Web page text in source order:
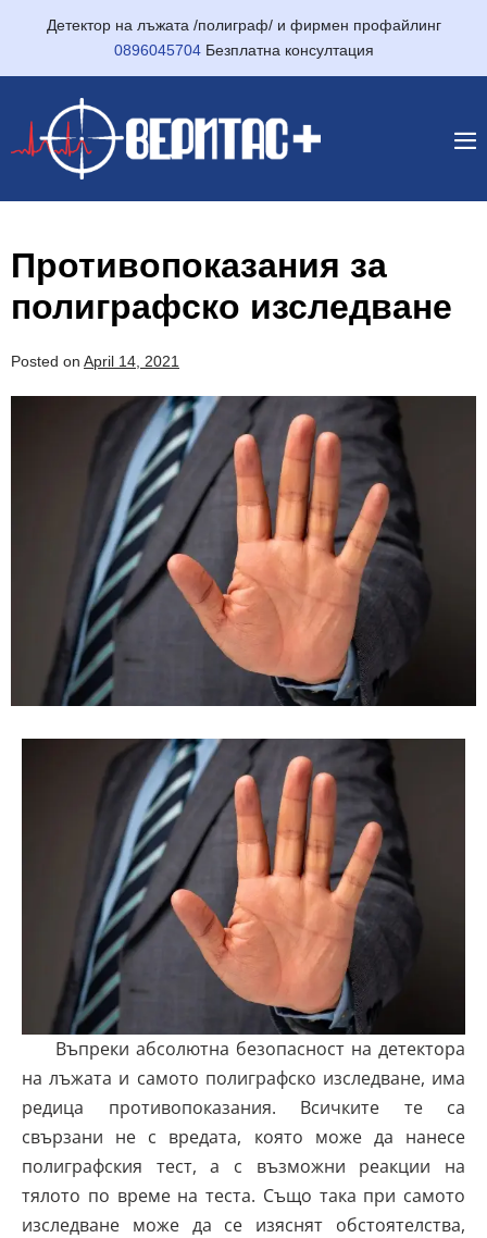
Детектор на лъжата /полиграф/ и фирмен профайлинг
0896045704 Безплатна консултация
Противопоказания за
полиграфско изследване
Posted on April 14, 2021
Въпреки абсолютна безопасност на детектора
на лъжата и самото полиграфско изследване, има
редица противопоказания. Всичките те са
свързани не с вредата, която може да нанесе
полиграфския тест, а с възможни реакции на
тялото по време на теста. Също така при самото
изследване може да се изяснят обстоятелства,